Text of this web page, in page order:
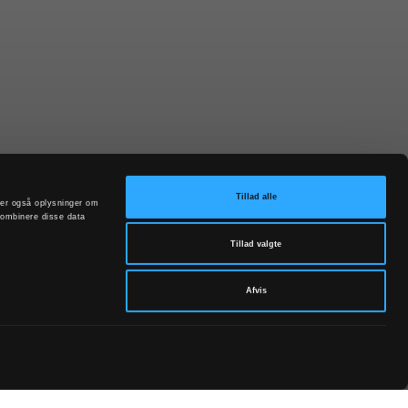
også oplysninger om
disse data
Tillad alle
Tillad valgte
Afvis